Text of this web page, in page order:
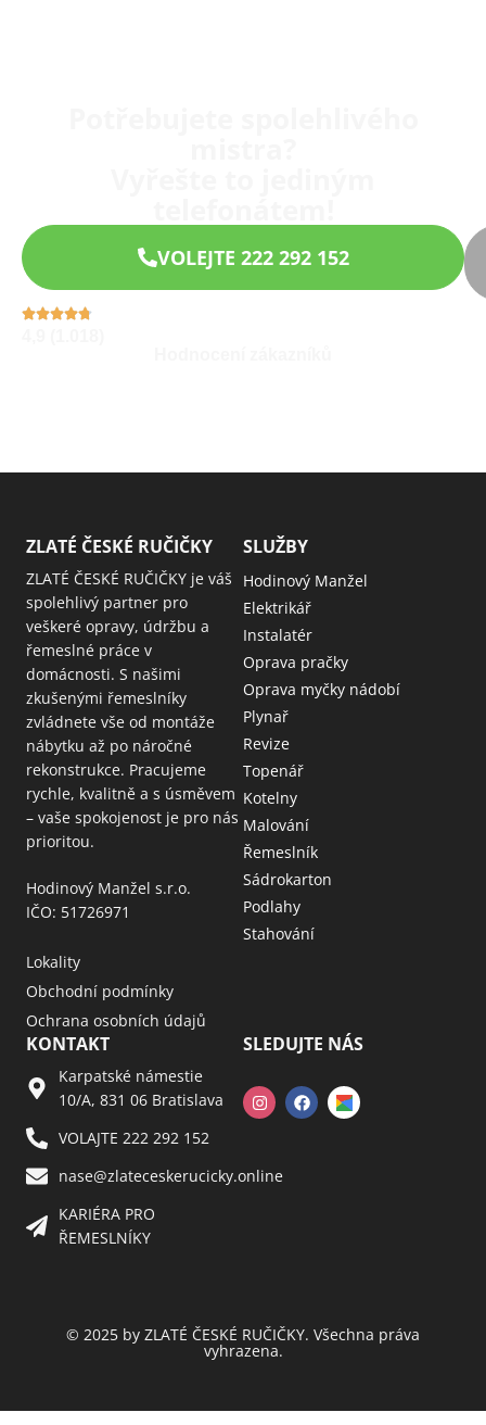
VOLEJTE 222 292 152
ZLATÉ ČESKÉ RUČIČKY
ZLATÉ ČESKÉ RUČIČKY je váš
spolehlivý partner pro
veškeré opravy, údržbu a
řemeslné práce v
domácnosti. S našimi
zkušenými řemeslníky
zvládnete vše od montáže
nábytku až po náročné
rekonstrukce. Pracujeme
rychle, kvalitně a s úsměvem
– vaše spokojenost je pro nás
prioritou.
Hodinový Manžel s.r.o.
IČO: 51726971
Lokality
Obchodní podmínky
Ochrana osobních údajů
SLUŽBY
Hodinový Manžel
Elektrikář
Instalatér
Oprava pračky
Oprava myčky nádobí
Plynař
Revize
Topenář
Kotelny
Malování
Řemeslník
Sádrokarton
Podlahy
Stahování
KONTAKT
Karpatské námestie
10/A, 831 06 Bratislava
VOLAJTE 222 292 152
nase@zlateceskerucicky.online
KARIÉRA PRO
ŘEMESLNÍKY
SLEDUJTE NÁS
© 2025 by ZLATÉ ČESKÉ RUČIČKY. Všechna práva
vyhrazena.